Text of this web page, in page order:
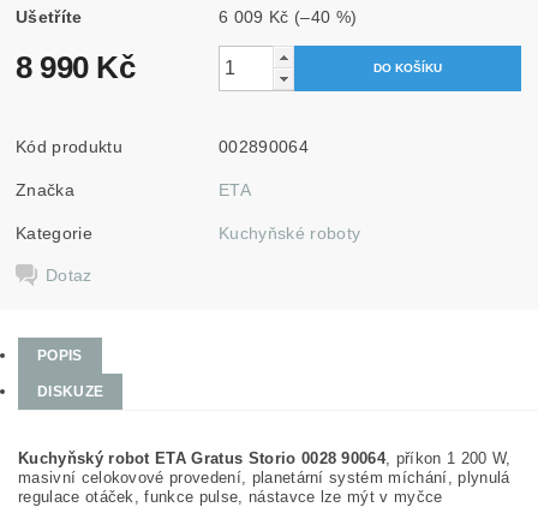
Ušetříte 6 009 Kč (–40 %)
8 990 Kč
Kód produktu 002890064
Značka ETA
Kategorie Kuchyňské roboty
Dotaz
POPIS
DISKUZE
Kuchyňský robot ETA Gratus Storio 0028 90064, příkon 1 200 W,
masivní celokovové provedení, planetární systém míchání, plynulá
regulace otáček, funkce pulse, nástavce lze mýt v myčce